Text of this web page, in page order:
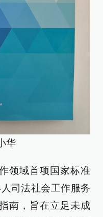
华
领域首项国家标准
司法社会工作服务
南，旨在立足未成